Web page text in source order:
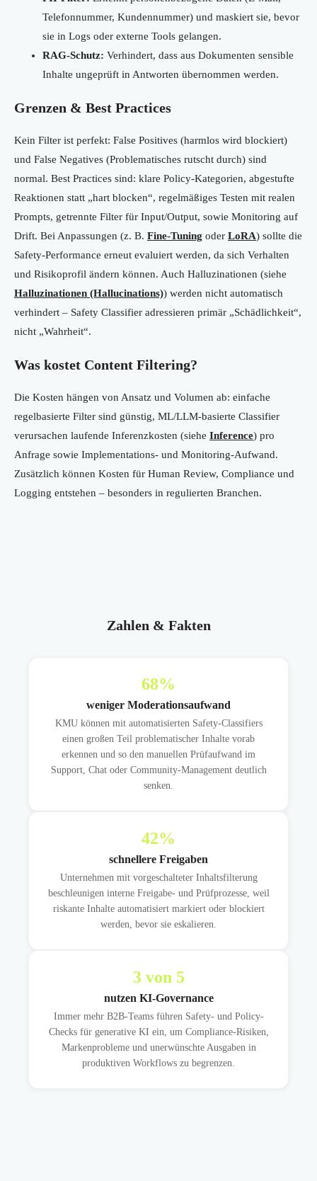
Telefonnummer, Kundennummer) und maskiert sie, bevor
sie in Logs oder externe Tools gelangen.
RAG-Schutz: Verhindert, dass aus Dokumenten sensible
Inhalte ungeprüft in Antworten übernommen werden.
Grenzen & Best Practices
Kein Filter ist perfekt: False Positives (harmlos wird blockiert)
und False Negatives (Problematisches rutscht durch) sind
normal. Best Practices sind: klare Policy-Kategorien, abgestufte
Reaktionen statt „hart blocken“, regelmäßiges Testen mit realen
Prompts, getrennte Filter für Input/Output, sowie Monitoring auf
Drift. Bei Anpassungen (z. B. Fine-Tuning oder LoRA) sollte die
Safety-Performance erneut evaluiert werden, da sich Verhalten
und Risikoprofil ändern können. Auch Halluzinationen (siehe
Halluzinationen (Hallucinations)) werden nicht automatisch
verhindert – Safety Classifier adressieren primär „Schädlichkeit“,
nicht „Wahrheit“.
Was kostet Content Filtering?
Die Kosten hängen von Ansatz und Volumen ab: einfache
regelbasierte Filter sind günstig, ML/LLM-basierte Classifier
verursachen laufende Inferenzkosten (siehe Inference) pro
Anfrage sowie Implementations- und Monitoring-Aufwand.
Zusätzlich können Kosten für Human Review, Compliance und
Logging entstehen – besonders in regulierten Branchen.
Zahlen & Fakten
68%
weniger Moderationsaufwand
KMU können mit automatisierten Safety-Classifiers
einen großen Teil problematischer Inhalte vorab
erkennen und so den manuellen Prüfaufwand im
Support, Chat oder Community-Management deutlich
senken.
42%
schnellere Freigaben
Unternehmen mit vorgeschalteter Inhaltsfilterung
beschleunigen interne Freigabe- und Prüfprozesse, weil
riskante Inhalte automatisiert markiert oder blockiert
werden, bevor sie eskalieren.
3von 5
nutzen KI-Governance
Immer mehr B2B-Teams führen Safety- und Policy-
Checks für generative KI ein, um Compliance-Risiken,
Markenprobleme und unerwünschte Ausgaben in
produktiven Workflows zu begrenzen.